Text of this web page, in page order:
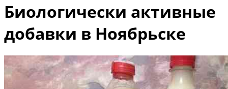
Биологически активные
добавки в Ноябрьске